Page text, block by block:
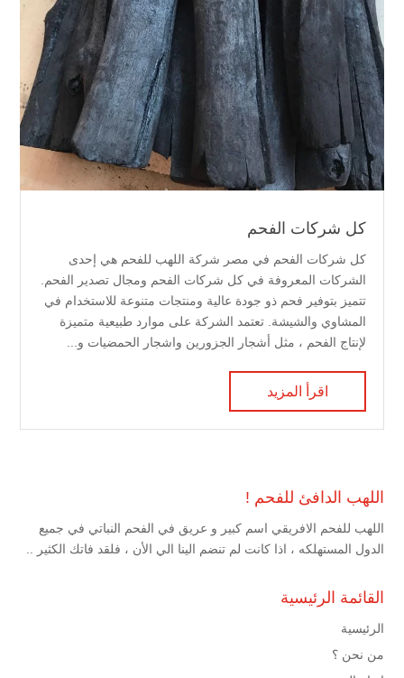
كل شركات الفحم
كل شركات الفحم في مصر شركة اللهب للفحم هي إحدى
الشركات المعروفة في كل شركات الفحم ومجال تصدير الفحم.
تتميز بتوفير فحم ذو جودة عالية ومنتجات متنوعة للاستخدام في
المشاوي والشيشة. تعتمد الشركة على موارد طبيعية متميزة
لإنتاج الفحم ، مثل أشجار الجزورين واشجار الحمضيات و...
اقرأ المزيد
اللهب الدافئ للفحم !
اللهب للفحم الافريقي اسم كبير و عريق في الفحم النباتي في جميع
الدول المستهلكه ، اذا كانت لم تنضم الينا الي الأن ، فلقد فاتك الكثير ..
القائمة الرئيسية
الرئيسية
من نحن ؟